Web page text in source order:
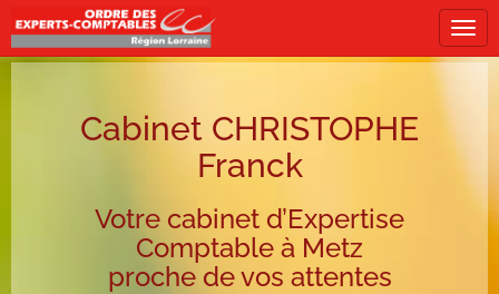
Cabinet CHRISTOPHE
Franck
Votre cabinet d’Expertise
Comptable à Metz
proche de vos attentes